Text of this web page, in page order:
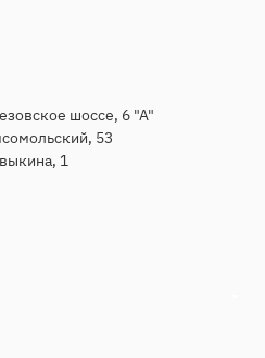
шоссе, 6 "А"
53
1